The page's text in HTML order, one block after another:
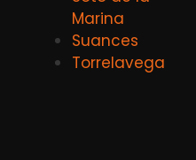
Marina
Suances
Torrelavega